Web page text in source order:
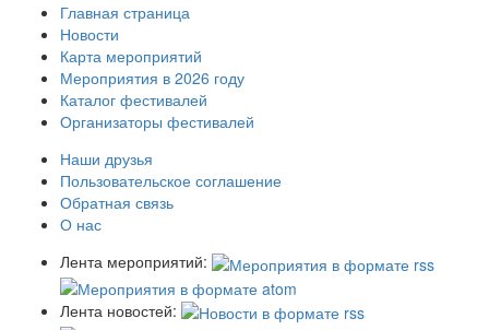
Главная страница
Новости
Карта мероприятий
Мероприятия в 2026 году
Каталог фестивалей
Организаторы фестивалей
Наши друзья
Пользовательское соглашение
Обратная связь
О нас
Лента мероприятий:
Лента новостей: